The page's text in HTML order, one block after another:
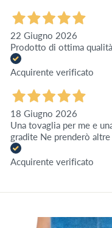
22 Giugno 2026
Prodotto di ottima
Acquirente verificato
18 Giugno 2026
Una tovaglia per me e
gradite Ne prenderò
Acquirente verificato